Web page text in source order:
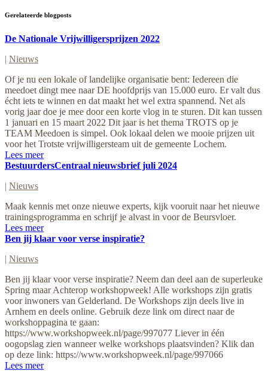
Gerelateerde blogposts
De Nationale Vrijwilligersprijzen 2022
| Nieuws
Of je nu een lokale of landelijke organisatie bent: Iedereen die
meedoet dingt mee naar DE hoofdprijs van 15.000 euro. Er valt dus
écht iets te winnen en dat maakt het wel extra spannend. Net als
vorig jaar doe je mee door een korte vlog in te sturen. Dit kan tussen
1 januari en 15 maart 2022 Dit jaar is het thema TROTS op je
TEAM Meedoen is simpel. Ook lokaal delen we mooie prijzen uit
voor het Trotste vrijwilligersteam uit de gemeente Lochem.
Lees meer
BestuurdersCentraal nieuwsbrief juli 2024
| Nieuws
Maak kennis met onze nieuwe experts, kijk vooruit naar het nieuwe
trainingsprogramma en schrijf je alvast in voor de Beursvloer.
Lees meer
Ben jij klaar voor verse inspiratie?
| Nieuws
Ben jij klaar voor verse inspiratie? Neem dan deel aan de superleuke
Spring maar Achterop workshopweek! Alle workshops zijn gratis
voor inwoners van Gelderland. De Workshops zijn deels live in
Arnhem en deels online. Gebruik deze link om direct naar de
workshoppagina te gaan:
https://www.workshopweek.nl/page/997077 Liever in één
oogopslag zien wanneer welke workshops plaatsvinden? Klik dan
op deze link: https://www.workshopweek.nl/page/997066
Lees meer